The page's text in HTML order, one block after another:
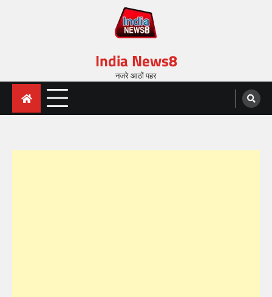
India News8
नजरे आठों पहर